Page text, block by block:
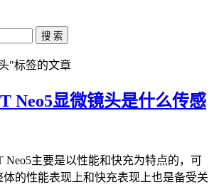
搜 索
"标签的文章
Neo5显微镜头是什么传感
Neo5主要是以性能和快充为特点的，可
的性能表现上和快充表现上也是备受关